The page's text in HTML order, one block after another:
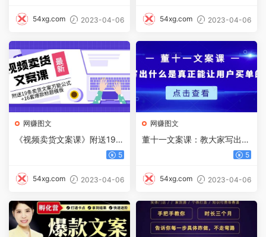
54xg.com 2023-04-06 54xg.com 2023-04-06
网赚图文
《视频卖货文案课》附送19条
卖货文案万能公式 16套爆款5
54xg.com 2023-04-06
网赚图文
董十一文案课：教大家写出什
么是真正能让用户买单的文案
5
54xg.com 2023-04-06